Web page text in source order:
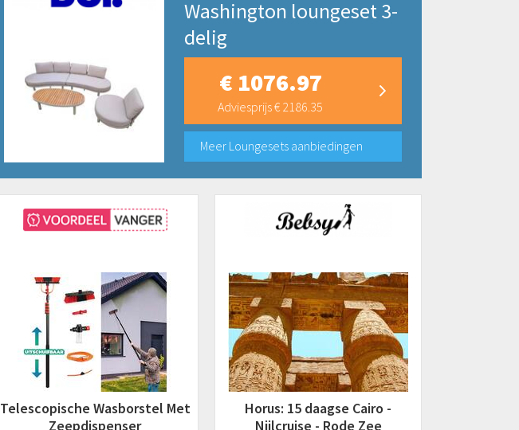
Washington loungeset 3-
delig
€ 1076.97
Adviesprijs € 2186.35
Meer Loungesets aanbiedingen
Telescopische Wasborstel Met
Zeepdispenser
Horus: 15 daagse Cairo -
Nijlcruise - Rode Zee